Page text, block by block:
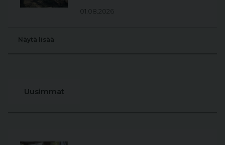
01.08.2026
Näytä lisää
Uusimmat